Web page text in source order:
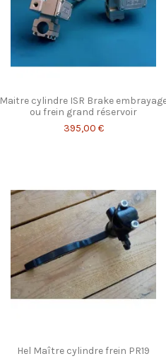
Maitre cylindre ISR Brake
ou frein grand réservoir
395,00 €
Hel Maître cylindre frein PR19